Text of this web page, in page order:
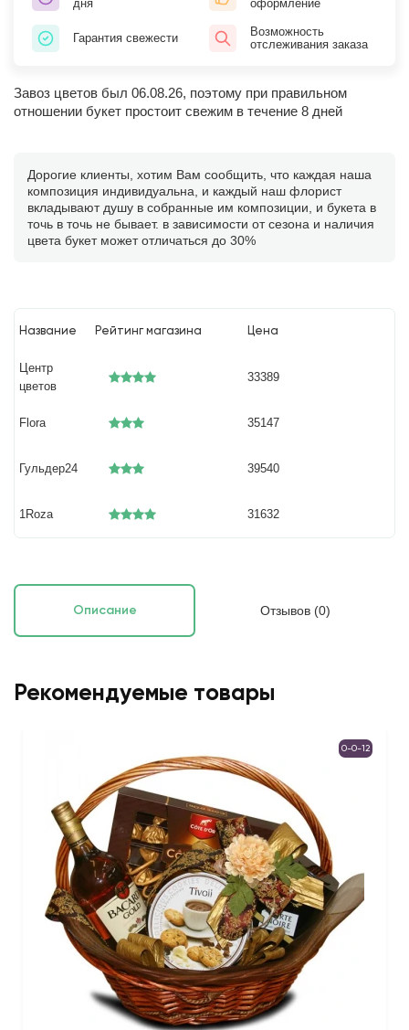
дня
оформление
Гарантия свежести
Возможность
отслеживания заказа
Завоз цветов был 06.08.26, поэтому при правильном
отношении букет простоит свежим в течение 8 дней
Дорогие клиенты, хотим Вам сообщить, что каждая наша
композиция индивидуальна, и каждый наш флорист
вкладывают душу в собранные им композиции, и букета в
точь в точь не бывает. в зависимости от сезона и наличия
цвета букет может отличаться до 30%
Название Рейтинг магазина Цена
Центр
цветов
33389
Flora 35147
Гульдер24 39540
1Roza 31632
Описание Отзывов (0)
Рекомендуемые товары
0-0-12